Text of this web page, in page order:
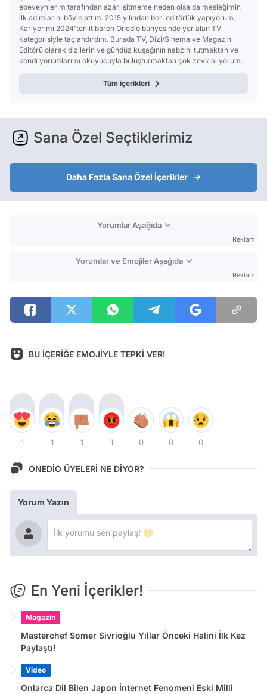
ebeveynlerim tarafından azar işitmeme neden olsa da mesleğimin
ilk adımlarını böyle attım. 2015 yılından beri editörlük yapıyorum.
Kariyerimi 2024'ten itibaren Onedio bünyesinde yer alan TV
kategorisiyle taçlandırdım. Burada TV, Dizi/Sinema ve Magazin
Editörü olarak dizilerin ve gündüz kuşağının nabzını tutmaktan ve
kendi yorumlarımı okuyucuyla buluşturmaktan çok zevk alıyorum.
Tüm içerikleri
Sana Özel Seçtiklerimiz
Daha Fazla Sana Özel İçerikler
Yorumlar Aşağıda
Reklam
Yorumlar ve Emojiler Aşağıda
Reklam
BU İÇERİĞE EMOJİYLE TEPKİ VER!
1 1 1 1 0 0 0
ONEDİO ÜYELERİ NE DİYOR?
Yorum Yazın
En Yeni İçerikler!
Magazin
Masterchef Somer Sivrioğlu Yıllar Önceki Halini İlk Kez
Paylaştı!
Video
Onlarca Dil Bilen Japon İnternet Fenomeni Eski Milli